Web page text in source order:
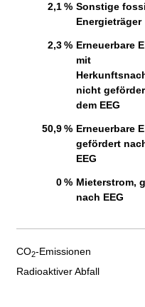
2,1 % Sonstige
Energieträger
2,3 % Erneuerbare
mit
nicht
dem EEG
50,9 % Erneuerbare
gefördert
EEG
0 % Mieterstrom,
nach EEG
CO2-Emissionen
Radioaktiver Abfall